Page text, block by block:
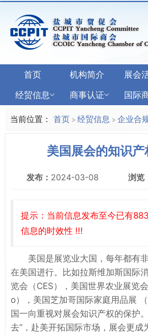
首页 机构简介 展会
经贸信息
商事认证 国际
当前位置： 首页 > 经贸信息 > 企业合
美国展会的知识产
发布： 2024-03-08 浏览
提示：当前信息发布至今已有
信息的时效性 !!!
美国是展览业大国，每年都有
在美国进行。比如拉斯维加斯国际
览会（CES），美国世界农业展览
o），美国芝加哥国际家庭用品展
国一向重视对展会知识产权的保护
去”，赴美开拓国际市场，展会更成